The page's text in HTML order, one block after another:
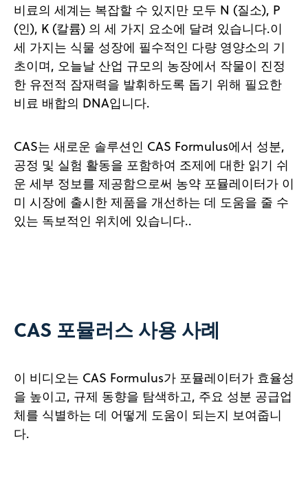
비료의 세계는 복잡할 수 있지만 모두 N (질소), P
(인), K (칼륨) 의 세 가지 요소에 달려 있습니다.이
세 가지는 식물 성장에 필수적인 다량 영양소의 기
초이며, 오늘날 산업 규모의 농장에서 작물이 진정
한 유전적 잠재력을 발휘하도록 돕기 위해 필요한
비료 배합의 DNA입니다.
CAS는 새로운 솔루션인 CAS Formulus에서 성분,
공정 및 실험 활동을 포함하여 조제에 대한 읽기 쉬
운 세부 정보를 제공함으로써 농약 포뮬레이터가 이
미 시장에 출시한 제품을 개선하는 데 도움을 줄 수
있는 독보적인 위치에 있습니다..
CAS 포뮬러스 사용 사례
이 비디오는 CAS Formulus가 포뮬레이터가 효율성
을 높이고, 규제 동향을 탐색하고, 주요 성분 공급업
체를 식별하는 데 어떻게 도움이 되는지 보여줍니
다.